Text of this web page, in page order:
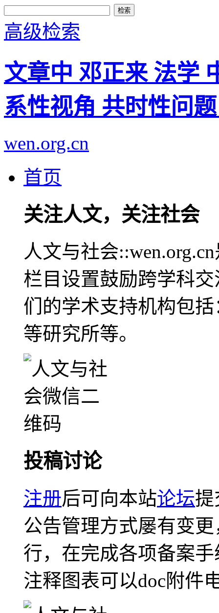
高级检索
文章中 邓正来 法学
系性视角 共时性问
wen.org.cn
首页
关注人文，关注社会
人文与社会
栏目设置鼓励跨学科
们的学术支持机构包
等研究所等。
投稿讨论
注册后可向本站论坛提
公告管理方式屡有变
行，在完成各项备案
注释图表可以doc附件